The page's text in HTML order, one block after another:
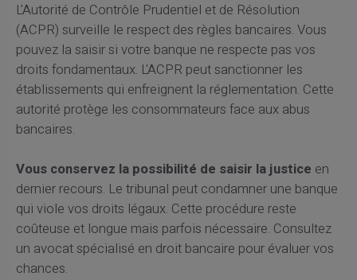
L'Autorité de Contrôle Prudentiel et de Résolution
(ACPR) surveille le respect des règles bancaires. Vous
pouvez la saisir si votre banque ne respecte pas vos
droits fondamentaux. L'ACPR peut sanctionner les
établissements qui enfreignent la réglementation. Cette
autorité protège les consommateurs face aux abus
bancaires.
Vous conservez la possibilité de saisir la justice en
dernier recours. Le tribunal peut condamner une banque
qui viole vos droits légaux. Cette procédure reste
coûteuse et longue mais parfois nécessaire. Consultez
un avocat spécialisé en droit bancaire pour évaluer vos
chances.